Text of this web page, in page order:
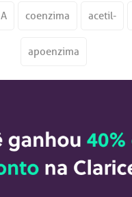
coenzima acetil-
apoenzima